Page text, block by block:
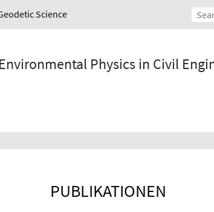
Science
Physics in Civil
PUBLIKATIONEN